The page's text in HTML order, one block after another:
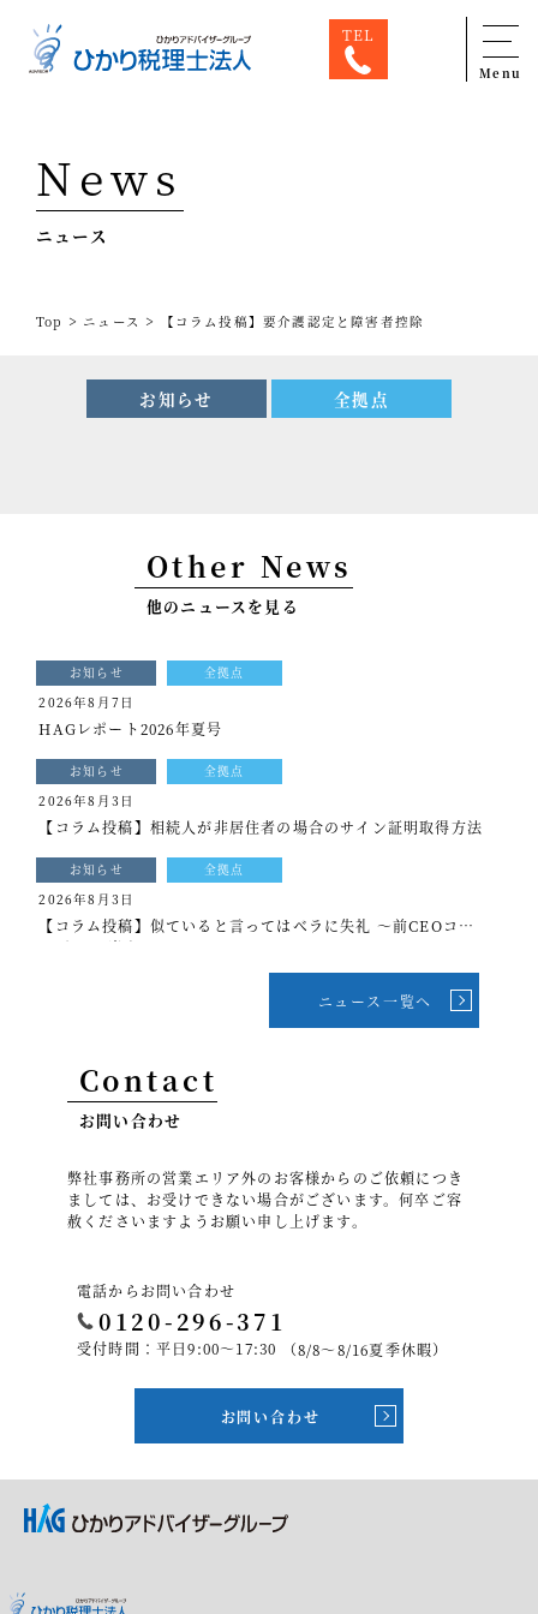
TEL
Menu
専門家一覧
ひかり税理士法人について
税務顧問料金表
HAGレポート
採用情報
税理士変更をお考えの方
メールマガジン登録
ニュース
Twitter
News
ニュース
Top > ニュース > 【コラム投稿】要介護認定と障害者控除
お知らせ 全拠点
Other News
他のニュースを見る
お知らせ 全拠点
2026年8月7日
HAGレポート2026年夏号
お知らせ 全拠点
2026年8月3日
【コラム投稿】相続人が非居住者の場合のサイン証明取得方法
お知らせ 全拠点
2026年8月3日
【コラム投稿】似ていると言ってはベラに失礼 ～前CEOコラ
ム[もっと光を]vol.339
ニュース一覧へ
Contact
お問い合わせ
弊社事務所の営業エリア外のお客様からのご依頼につき
ましては、お受けできない場合がございます。何卒ご容
赦くださいますようお願い申し上げます。
電話からお問い合わせ
0120-296-371
受付時間：平日9:00～17:30 （8/8～8/16夏季休暇）
お問い合わせ